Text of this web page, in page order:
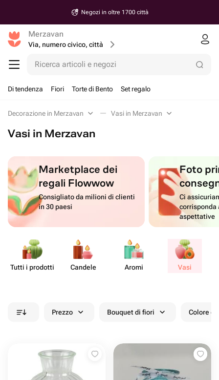
Negozi in oltre 1700 città
Merzavan
Via, numero civico, città
Ricerca articoli e negozi
Di tendenza Fiori Torte di Bento Set regalo
Decorazione in Merzavan Vasi in Merzavan
Vasi in Merzavan
Marketplace dei
regali Flowwow
Consigliato da milioni di clienti
in 30 paesi
Foto
Ci
corrisponda
aspettative
Tutti i prodotti Candele Aromi Vasi
Prezzo Bouquet di fiori Colore